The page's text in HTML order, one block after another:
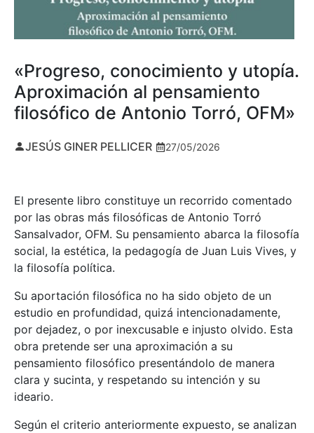
«Progreso, conocimiento y utopía.
Aproximación al pensamiento
filosófico de Antonio Torró, OFM»
JESÚS GINER PELLICER 27/05/2026
El presente libro constituye un recorrido comentado
por las obras más filosóficas de Antonio Torró
Sansalvador, OFM. Su pensamiento abarca la filosofía
social, la estética, la pedagogía de Juan Luis Vives, y
la filosofía política.
Su aportación filosófica no ha sido objeto de un
estudio en profundidad, quizá intencionadamente,
por dejadez, o por inexcusable e injusto olvido. Esta
obra pretende ser una aproximación a su
pensamiento filosófico presentándolo de manera
clara y sucinta, y respetando su intención y su
ideario.
Según el criterio anteriormente expuesto, se analizan